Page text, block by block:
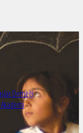
Derneği
Akademi